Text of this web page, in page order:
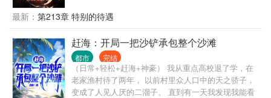
最新： 第213章 特别的待遇
赶海：开局一把沙铲承包整个沙滩
都市 完结
（日常+轻松+赶海+神豪） 我从重点高校退了学，在
老家渔村待了两年， 以前村里众人口中的天之骄子，
变成了人见人厌的二溜子。 直到有一天我发现我能看